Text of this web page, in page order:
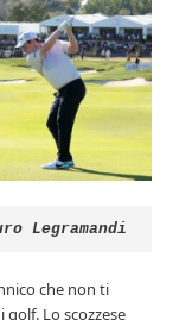
Legramandi
che non ti
golf. Lo scozzese